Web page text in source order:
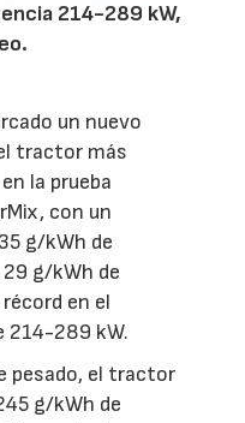
214-289 kW,
un nuevo
tractor más
la prueba
con un
g/kWh de
g/kWh de
en el
214-289 kW.
pesado, el tractor
g/kWh de